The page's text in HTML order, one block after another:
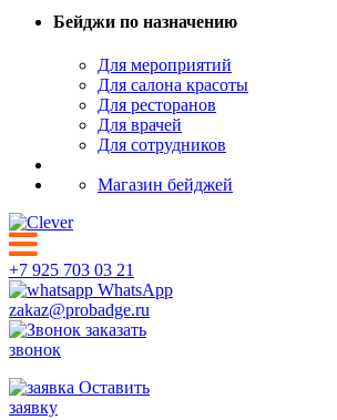
Бейджи по назначению
Для мероприятий
Для салона красоты
Для ресторанов
Для врачей
Для сотрудников
Магазин бейджей
+7 925 703 03 21
WhatsApp
zakaz@probadge.ru
заказать
звонок
Оставить
заявку